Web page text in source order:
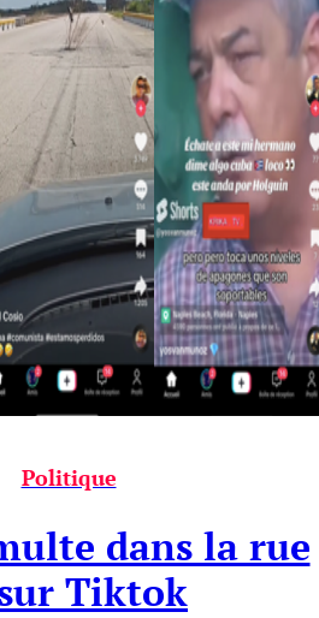
Politique
dans la rue
Tiktok